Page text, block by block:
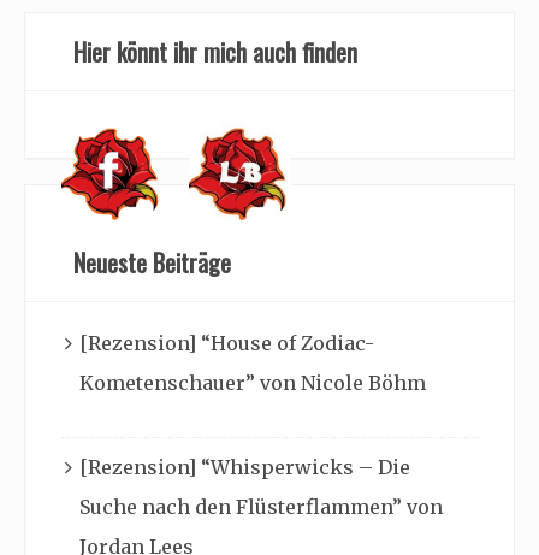
Hier könnt ihr mich auch finden
Neueste Beiträge
[Rezension] “House of Zodiac-
Kometenschauer” von Nicole Böhm
[Rezension] “Whisperwicks – Die
Suche nach den Flüsterflammen” von
Jordan Lees